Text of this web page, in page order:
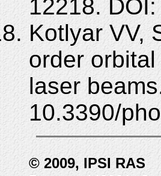
12218.
Kotlyar VV,
order
laser
10.3390/
© 2009, IPSI RAS